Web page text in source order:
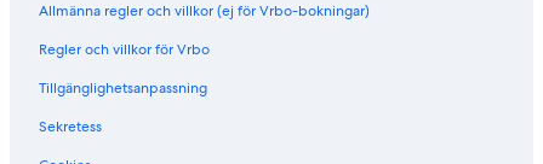
Allmänna regler och villkor (ej för Vrbo-bokningar)
Regler och villkor för Vrbo
Tillgänglighetsanpassning
Sekretess